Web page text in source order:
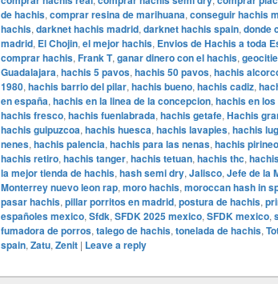
de hachis, comprar resina de marihuana, conseguir hachis
hachis, darknet hachis madrid, darknet hachis spain, donde
madrid, El Chojin, el mejor hachis, Envios de Hachis a toda
comprar hachis, Frank T, ganar dinero con el hachis,
Guadalajara, hachis 5 pavos, hachis 50 pavos, hachis
1980, hachis barrio del pilar, hachis bueno, hachis cadiz,
en españa, hachis en la linea de la concepcion, hachis en
hachis fresco, hachis fuenlabrada, hachis getafe, Hachis
hachis guipuzcoa, hachis huesca, hachis lavapies, hachis
nenes, hachis palencia, hachis para las nenas, hachis
hachis retiro, hachis tanger, hachis tetuan, hachis thc,
la mejor tienda de hachis, hash semi dry, Jalisco, Jefe de la
Monterrey nuevo leon rap, moro hachis, moroccan hash in
pasar hachis, pillar porritos en madrid, postura de hachis,
españoles mexico, Sfdk, SFDK 2025 mexico, SFDK mexico,
fumadora de porros, talego de hachis, tonelada de hachis,
spain, Zatu, Zenit | Leave a reply